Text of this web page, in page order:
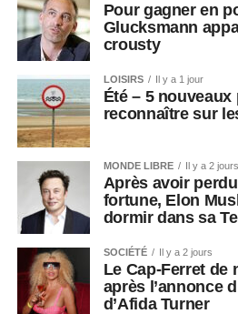
Pour gagner en
Glucksmann
crousty
LOISIRS Il y a 1 jour
Été – 5 nouveaux
reconnaître sur
MONDE LIBRE Il y a 2 jours
Après avoir
fortune, Elon
dormir dans sa
SOCIÉTÉ Il y a 2 jours
Le Cap-Ferret de
après l’annonce
d’Afida Turner